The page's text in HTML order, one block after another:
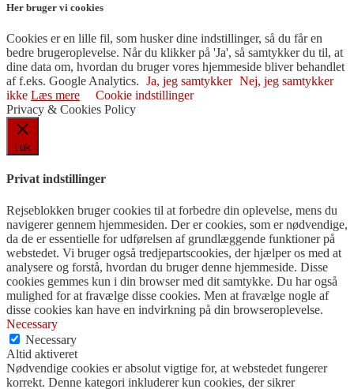
Her bruger vi cookies
Cookies er en lille fil, som husker dine indstillinger, så du får en
bedre brugeroplevelse. Når du klikker på 'Ja', så samtykker du til, at
dine data om, hvordan du bruger vores hjemmeside bliver behandlet
af f.eks. Google Analytics. Ja, jeg samtykker Nej, jeg samtykker
ikke Læs mere
Cookie indstillinger
Privacy & Cookies Policy
Luk
Privat indstillinger
Rejseblokken bruger cookies til at forbedre din oplevelse, mens du
navigerer gennem hjemmesiden. Der er cookies, som er nødvendige,
da de er essentielle for udførelsen af ​​grundlæggende funktioner på
webstedet. Vi bruger også tredjepartscookies, der hjælper os med at
analysere og forstå, hvordan du bruger denne hjemmeside. Disse
cookies gemmes kun i din browser med dit samtykke. Du har også
mulighed for at fravælge disse cookies. Men at fravælge nogle af
disse cookies kan have en indvirkning på din browseroplevelse.
Necessary
Necessary
Altid aktiveret
Nødvendige cookies er absolut vigtige for, at webstedet fungerer
korrekt. Denne kategori inkluderer kun cookies, der sikrer